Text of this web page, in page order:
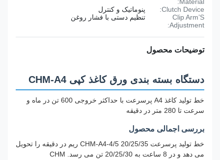
Clutch Device:
پنوماتیک و کنترل
Clip Arm’S
Adjustment:
تنظیم دستی با فشار روغن
توضیحات محصول
دستگاه بسته بندی ورق کاغذ کپی CHM-A4
خط تولید کاغذ A4 پرسرعت با حداکثر خروجی 600 تن در ماه و
سرعت تا 280 متر در دقیقه
بررسی اجمالی محصول
خط تولید پرسرعت CHM-A4-4/5 20/25/35 ریم در دقیقه را تحویل
می دهد و در 8 ساعت به 20/25/30 تن می رسد. CHM